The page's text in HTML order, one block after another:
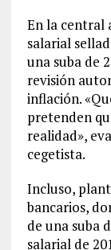
En la central
salarial
una suba de
revisión
inflación.
pretenden
realidad»,
cegetista.
Incluso,
bancarios,
de una suba
salarial de